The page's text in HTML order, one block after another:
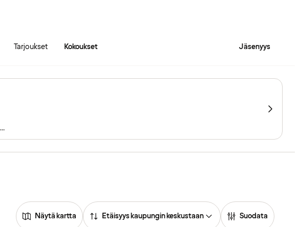
Tarjoukset Kokoukset Jäsenyys
Näytä kartta
Etäisyys kaupungin keskustaan Suodata